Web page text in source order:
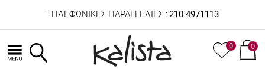
ΤΗΛΕΦΩΝΙΚΕΣ ΠΑΡΑΓΓΕΛΙΕΣ : 210 4971113
0 0